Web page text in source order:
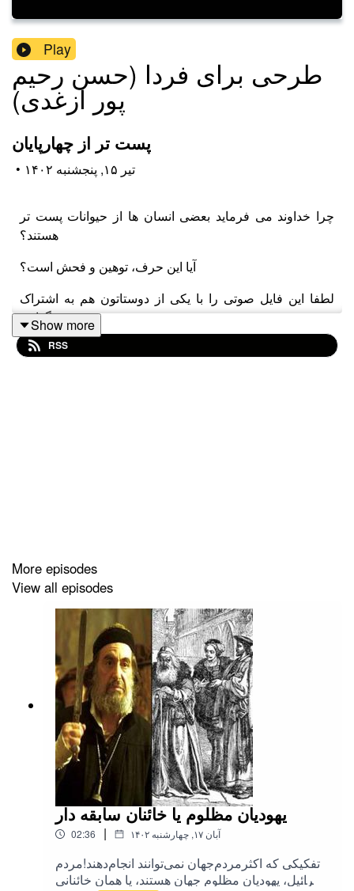
Play
طرحی برای فردا (حسن رحیم
پور ازغدی)
پست تر از چهارپایان
• ۱۴۰۲ تیر ۱۵, پنجشنبه
چرا خداوند می فرماید بعضی انسان ها از حیوانات پست تر
هستند؟
آیا این حرف، توهین و فحش است؟
لطفا این فایل صوتی را با یکی از دوستاتون هم به اشتراک
بگذارید.
Show more
RSS
More episodes
View all episodes
یهودیان مظلوم یا خائنان سابقه دار
02:36 | ۱۴۰۲ آبان ۱۷, چهارشنبه
تفکیکی که اکثرمردم‌جهان نمی‌توانند انجام‌دهند!مردم
اسرائیل، یهودیان مظلوم جهان هستند، یا همان خائنانی